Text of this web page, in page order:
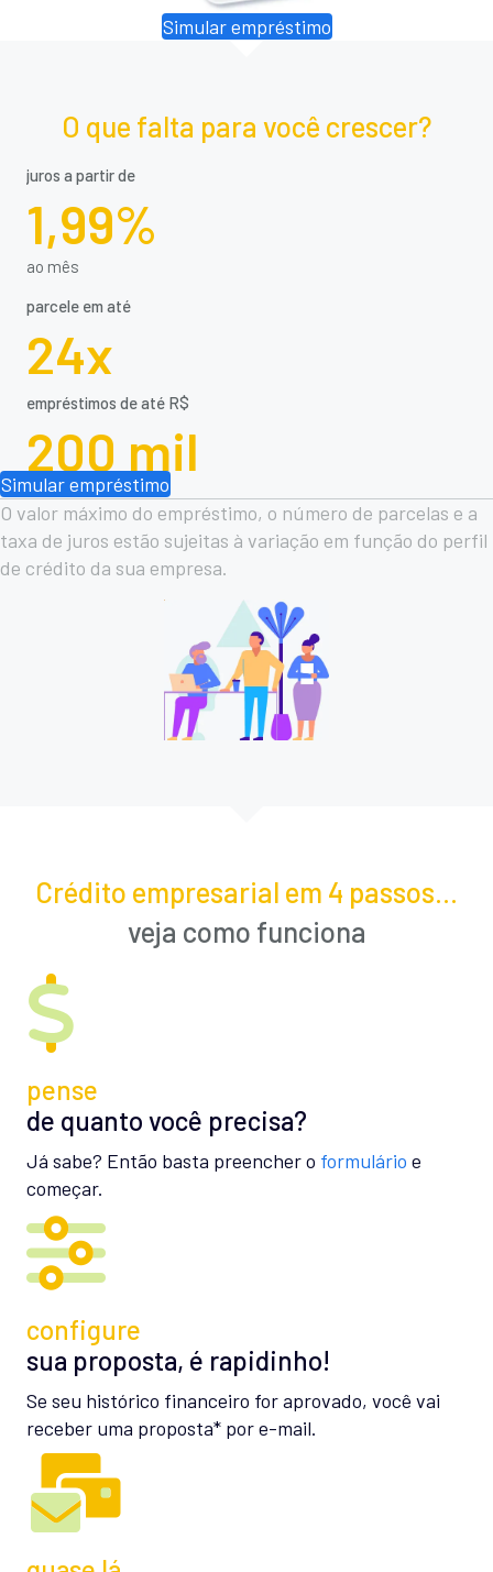
Simular empréstimo
O que falta para você crescer?
juros a partir de
1,99%
ao mês
parcele em até
24x
empréstimos de até R$
200 mil
Simular empréstimo
O valor máximo do empréstimo, o número de parcelas e a
taxa de juros estão sujeitas à variação em função do perfil
de crédito da sua empresa.
Crédito empresarial em 4 passos...
veja como funciona
pense
de quanto você precisa?
Já sabe? Então basta preencher o formulário e
começar.
configure
sua proposta, é rapidinho!
Se seu histórico financeiro for aprovado, você vai
receber uma proposta* por e-mail.